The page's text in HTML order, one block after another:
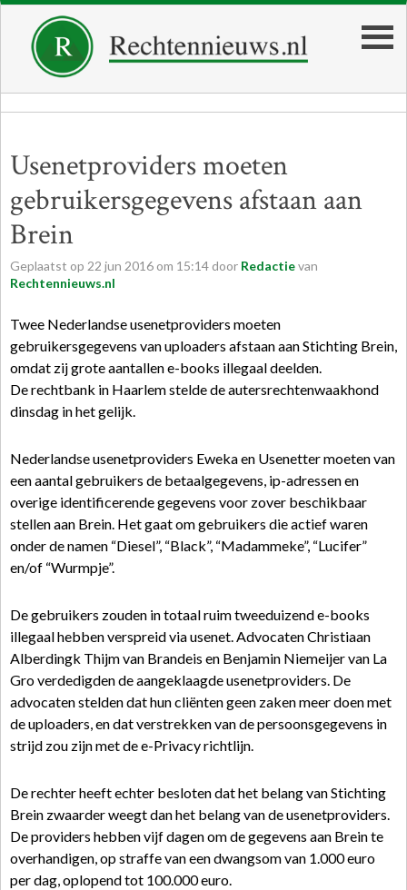
Usenetproviders moeten
gebruikersgegevens afstaan aan
Brein
Geplaatst op 22 jun 2016 om 15:14 door Redactievan
Rechtennieuws.nl
Twee Nederlandse usenetproviders moeten
gebruikersgegevens van uploaders afstaan aan Stichting Brein,
omdat zij grote aantallen e-books illegaal deelden.
De rechtbank in Haarlem stelde de autersrechtenwaakhond
dinsdag in het gelijk.
Nederlandse usenetproviders Eweka en Usenetter moeten van
een aantal gebruikers de betaalgegevens, ip-adressen en
overige identificerende gegevens voor zover beschikbaar
stellen aan Brein. Het gaat om gebruikers die actief waren
onder de namen “Diesel”, “Black”, “Madammeke”, “Lucifer”
en/of “Wurmpje”.
De gebruikers zouden in totaal ruim tweeduizend e-books
illegaal hebben verspreid via usenet. Advocaten Christiaan
Alberdingk Thijm van Brandeis en Benjamin Niemeijer van La
Gro verdedigden de aangeklaagde usenetproviders. De
advocaten stelden dat hun cliënten geen zaken meer doen met
de uploaders, en dat verstrekken van de persoonsgegevens in
strijd zou zijn met de e-Privacy richtlijn.
De rechter heeft echter besloten dat het belang van Stichting
Brein zwaarder weegt dan het belang van de usenetproviders.
De providers hebben vijf dagen om de gegevens aan Brein te
overhandigen, op straffe van een dwangsom van 1.000 euro
per dag, oplopend tot 100.000 euro.